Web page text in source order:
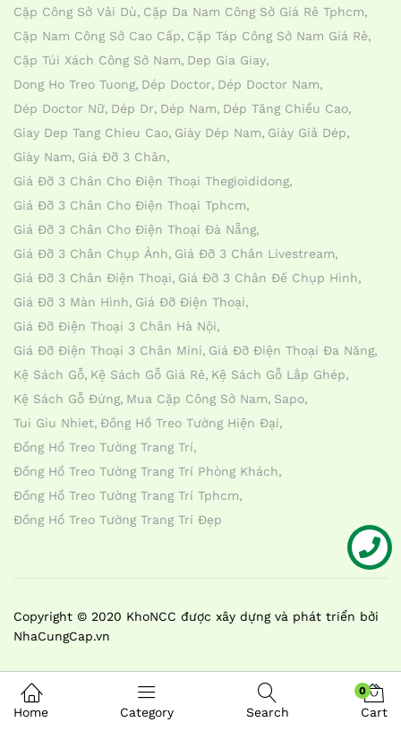
Cặp Công Sở Vải Dù Cặp Da Nam Công Sở Giá Rẻ Tphcm
Cặp Nam Công Sở Cao Cấp Cặp Táp Công Sở Nam Giá Rẻ
Cặp Túi Xách Công Sở Nam Dep Gia Giay
Dong Ho Treo Tuong Dép Doctor Dép Doctor Nam
Dép Doctor Nữ Dép Dr Dép Nam Dép Tăng Chiều Cao
Giay Dep Tang Chieu Cao Giày Dép Nam Giày Giả Dép
Giày Nam Giá Đỡ 3 Chân
Giá Đỡ 3 Chân Cho Điện Thoại Thegioididong
Giá Đỡ 3 Chân Cho Điện Thoại Tphcm
Giá Đỡ 3 Chân Cho Điện Thoại Đà Nẵng
Giá Đỡ 3 Chân Chụp Ảnh Giá Đỡ 3 Chân Livestream
Giá Đỡ 3 Chân Điện Thoại Giá Đỡ 3 Chân Đế Chụp Hình
Giá Đỡ 3 Màn Hình Giá Đỡ Điện Thoại
Giá Đỡ Điện Thoại 3 Chân Hà Nội
Giá Đỡ Điện Thoại 3 Chân Mini Giá Đỡ Điện Thoại Đa Năng
Kệ Sách Gỗ Kệ Sách Gỗ Giá Rẻ Kệ Sách Gỗ Lắp Ghép
Kệ Sách Gỗ Đứng Mua Cặp Công Sở Nam Sapo
Tui Giu Nhiet Đồng Hồ Treo Tường Hiện Đại
Đồng Hồ Treo Tường Trang Trí
Đồng Hồ Treo Tường Trang Trí Phòng Khách
Đồng Hồ Treo Tường Trang Trí Tphcm
Đồng Hồ Treo Tường Trang Trí Đẹp
Copyright © 2020 KhoNCC được xây dựng và phát triển bởi
NhaCungCap.vn
Home Category Search
0
Cart
Liên hệ